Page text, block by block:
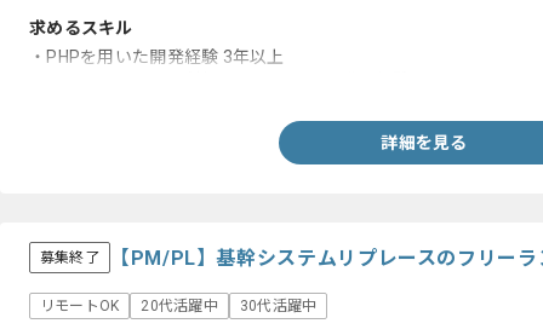
求めるスキル
・PHPを用いた開発経験 3年以上
詳細を見る
募集終了 【PM/PL】基幹システムリプレースのフリー
リモートOK 20代活躍中 30代活躍中